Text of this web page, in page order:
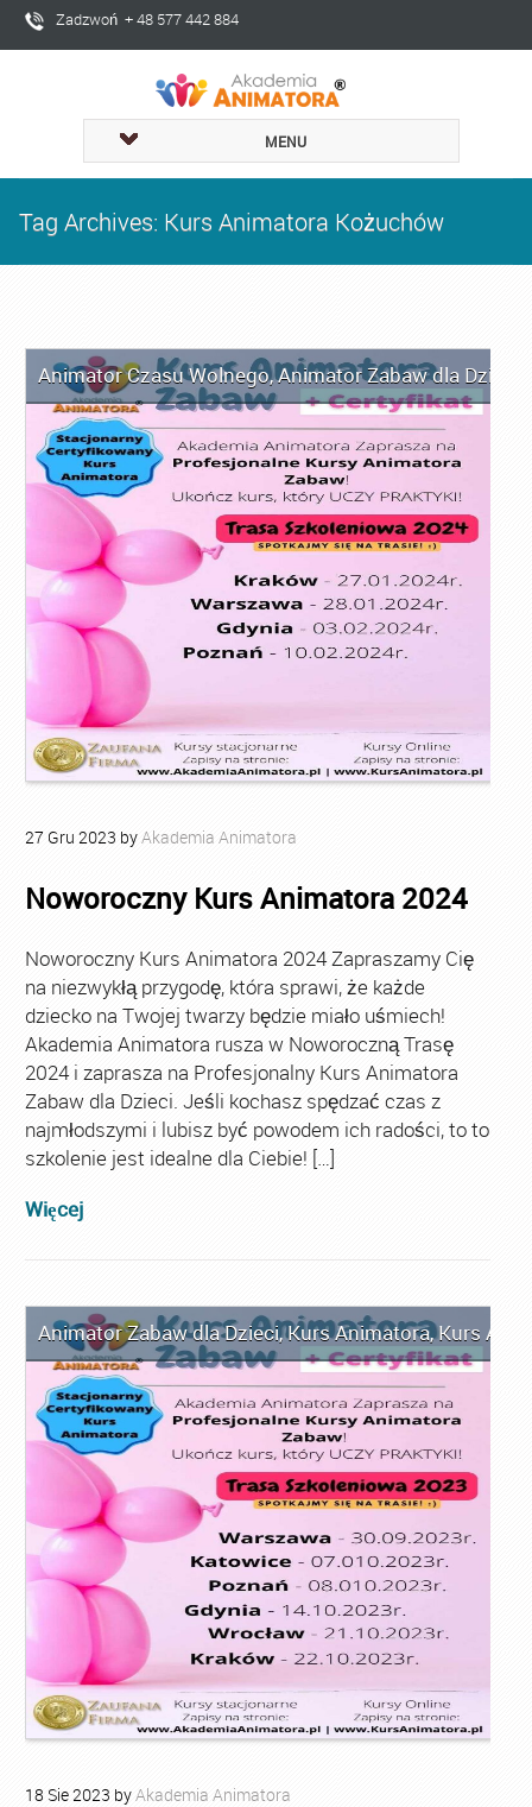
Zadzwoń + 48 577 442 884
MENU
Tag Archives: Kurs Animatora Kożuchów
Animator Czasu Wolnego,Animator Zabaw dla Dzieci
27 Gru 2023 byAkademia Animatora
Noworoczny Kurs Animatora 2024
Noworoczny Kurs Animatora 2024 Zapraszamy Cię
na niezwykłą przygodę, która sprawi, że każde
dziecko na Twojej twarzy będzie miało uśmiech!
Akademia Animatora rusza w Noworoczną Trasę
2024 i zaprasza na Profesjonalny Kurs Animatora
Zabaw dla Dzieci. Jeśli kochasz spędzać czas z
najmłodszymi i lubisz być powodem ich radości, to to
szkolenie jest idealne dla Ciebie! […]
Więcej
Animator Zabaw dla Dzieci,Kurs Animatora,Kurs
18 Sie2023 byAkademia Animatora